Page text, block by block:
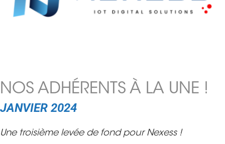
NOS ADHÉRENTS À LA UNE !
JANVIER 2024
Une troisième levée de fond pour Nexess !